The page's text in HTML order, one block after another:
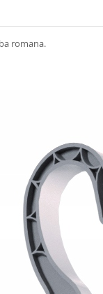
romana.